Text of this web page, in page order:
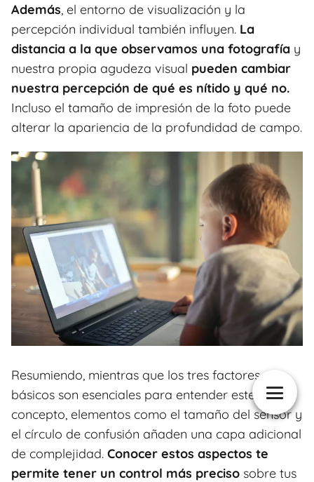
Además, el entorno de visualización y la
percepción individual también influyen. La
distancia a la que observamos una fotografía y
nuestra propia agudeza visual pueden cambiar
nuestra percepción de qué es nítido y qué no.
Incluso el tamaño de impresión de la foto puede
alterar la apariencia de la profundidad de campo.
Resumiendo, mientras que los tres factores
básicos son esenciales para entender este
concepto, elementos como el tamaño del sensor y
el círculo de confusión añaden una capa adicional
de complejidad. Conocer estos aspectos te
permite tener un control más preciso sobre tus